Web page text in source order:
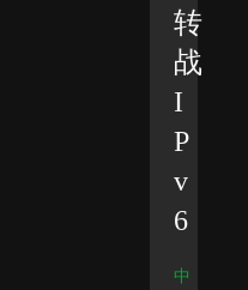
转
战
I
P
v
6
中